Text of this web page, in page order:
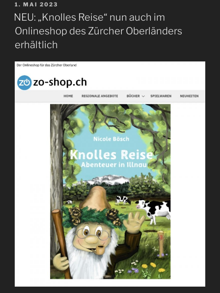
VERÖFFENTLICHT
AM
1. MAI 2023
NEU: „Knolles Reise“ nun auch im
Onlineshop des Zürcher Oberländers
erhältlich